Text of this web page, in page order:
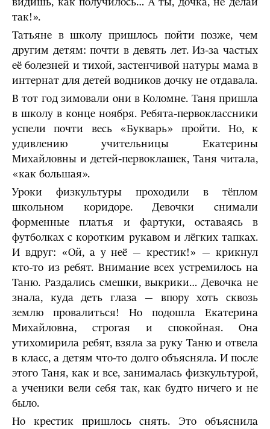
так!».
Татьяне в школу пришлось пойти позже, чем
другим детям: почти в девять лет. Из-за частых
её болезней и тихой, застенчивой натуры мама в
интернат для детей водников дочку не отдавала.
В тот год зимовали они в Коломне. Таня пришла
в школу в конце ноября. Ребята-первоклассники
успели почти весь «Букварь» пройти. Но, к
удивлению учительницы Екатерины
Михайловны и детей-первоклашек, Таня читала,
«как большая».
Уроки физкультуры проходили в тёплом
школьном коридоре. Девочки снимали
форменные платья и фартуки, оставаясь в
футболках с коротким рукавом и лёгких тапках.
И вдруг: «Ой, а у неё — крестик!» — крикнул
кто-то из ребят. Внимание всех устремилось на
Таню. Раздались смешки, выкрики… Девочка не
знала, куда деть глаза — впору хоть сквозь
землю провалиться! Но подошла Екатерина
Михайловна, строгая и спокойная. Она
утихомирила ребят, взяла за руку Таню и отвела
в класс, а детям что-то долго объясняла. И после
этого Таня, как и все, занималась физкультурой,
а ученики вели себя так, как будто ничего и не
было.
Но крестик пришлось снять. Это объяснила